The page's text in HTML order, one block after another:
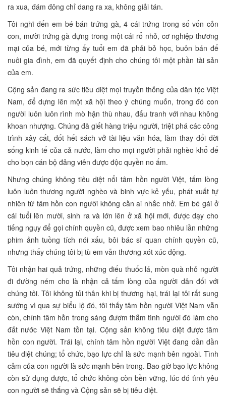
ra xua, đám đông chỉ dang ra xa, không giải tán.
Tôi nghĩ đến em bé bán trứng gà, 4 cái trứng trong số vốn cỏn
con, mười trứng gà đựng trong một cái rổ nhỏ, cơ nghiệp thương
mại của bé, mới từng ấy tuổi em đã phải bỏ học, buôn bán để
nuôi gia đình, em đã quyết định cho chúng tôi một phần tài sản
của em.
Cộng sản đang ra sức tiêu diệt mọi truyền thống của dân tộc Việt
Nam, để dựng lên một xã hội theo ý chúng muốn, trong đó con
người luôn luôn rình mò hận thù nhau, đấu tranh với nhau không
khoan nhượng. Chúng đã giết hàng triệu người, triệt phá các công
trình xây cất, đốt hết sách vở tài liệu văn hóa, làm thay đổi đời
sống kinh tế của cả nước, làm cho mọi người phải nghèo khổ để
cho bọn cán bộ đảng viên được độc quyền no ấm.
Nhưng chúng không tiêu diệt nổi tâm hồn người Việt, tấm lòng
luôn luôn thương người nghèo và binh vực kẻ yếu, phát xuất tự
nhiên từ tâm hồn con người không cần ai nhắc nhở. Em bé gái ở
cái tuổi lên mười, sinh ra và lớn lên ở xã hội mới, được dạy cho
tiếng ngụy để gọi chính quyền cũ, được xem bao nhiêu lần những
phim ảnh tuồng tích nói xấu, bôi bác sĩ quan chính quyền cũ,
nhưng thấy chúng tôi bị tù em vẫn thương xót xúc động.
Tôi nhận hai quả trứng, những điếu thuốc lá, mòn quà nhỏ người
đi đường ném cho là nhận cả tấm lòng của người dân đối với
chúng tôi. Tôi không tủi thân khi bị thương hại, trái lại tôi rất sung
sướng vì qua sự biểu lộ đó, tôi thấy tâm hồn người Việt Nam vẫn
còn, chính tâm hồn trong sáng đượm thắm tình người đó làm cho
đất nước Việt Nam tồn tại. Cộng sản không tiêu diệt được tâm
hồn con người. Trái lại, chính tâm hồn người Việt đang dần dần
tiêu diệt chúng; tổ chức, bạo lực chỉ là sức mạnh bên ngoài. Tình
cảm của con người là sức mạnh bên trong. Bao giờ bạo lực không
còn sử dụng được, tổ chức không còn bền vững, lúc đó tình yêu
con người sẽ thắng và Cộng sản sẽ bị tiêu diệt.